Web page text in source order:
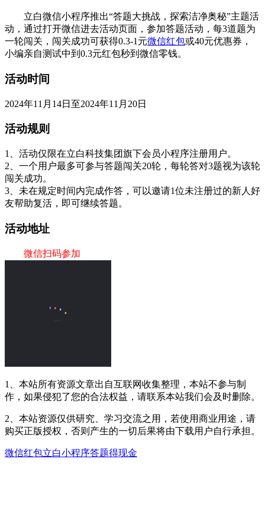
‌ 立白微信小程序推出“答题大挑战，探索洁净奥秘”主题活
动，通过打开微信进去活动页面，参加答题活动，每3道题为
一轮闯关，闯关成功可获得0.3-1元微信红包或40元优惠券，
小编亲自测试中到0.3元红包秒到微信零钱。
活动时间
2024年11月14日至2024年11月20日
活动规则
1、活动仅限在立白科技集团旗下会员小程序注册用户。
2、一个用户最多可参与答题闯关20轮，每轮答对3题视为该轮
闯关成功。
3、未在规定时间内完成作答，可以邀请1位未注册过的新人好
友帮助复活，即可继续答题。
活动地址
微信扫码参加
1、本站所有资源文章出自互联网收集整理，本站不参与制
作，如果侵犯了您的合法权益，请联系本站我们会及时删除。
2、本站资源仅供研究、学习交流之用，若使用商业用途，请
购买正版授权，否则产生的一切后果将由下载用户自行承担。
微信红包立白小程序答题得现金